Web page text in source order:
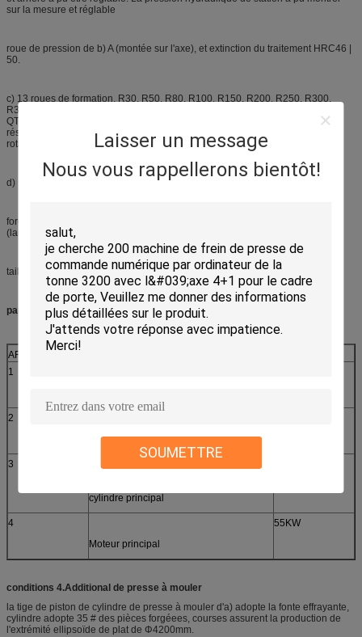
Laisser un message
Nous vous rappellerons bientôt!
SOUMETTRE
sur la mesure et réglable
roue de pression de b) A (montée sur l'axe), et extinction du traitement HRC46 |
50.
c) 13 roues de formation, R30, R50, R80, R100, R150, R200, R250, R300,
R350, R400, R450, R500, R550, R600, R650, R700, R760, R820. Matériel
QT600-3, identifié par le timbre. La formation de la roue doit avoir la bonne
résistance à l'abrasion ; l'extrémité de plat doit avoir le bon lustre après la
rotation.
d) Make sure maintenant le travail de cylindre normalement
force d'écrou d'e) (pour la vis) : la résistance à l'abrasion doit ZHA166-6-3-2
(laiton en aluminium), celui est le cuivre 9-4.
taille intérieure 2600mm, taille totale 4210mm de f)
paramètre technique de la machine 3.Pressing
ARTICLE
1
2
3
cylindre principal
4
Moteur principal
55KW
conditions 4.Additional de presse à mouler
la tige de piston de cylindre de presse à mouler d'a) adopte la fonte effrayante,
cylindre adopte 35 # des pièces forgéees, courses assurent la production de
l'extrémité ellipsoïde de plat de Φ4200mm.